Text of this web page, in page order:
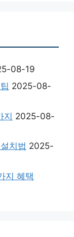
08-19
2025-08-
지 2025-08-
치법 2025-
지 혜택